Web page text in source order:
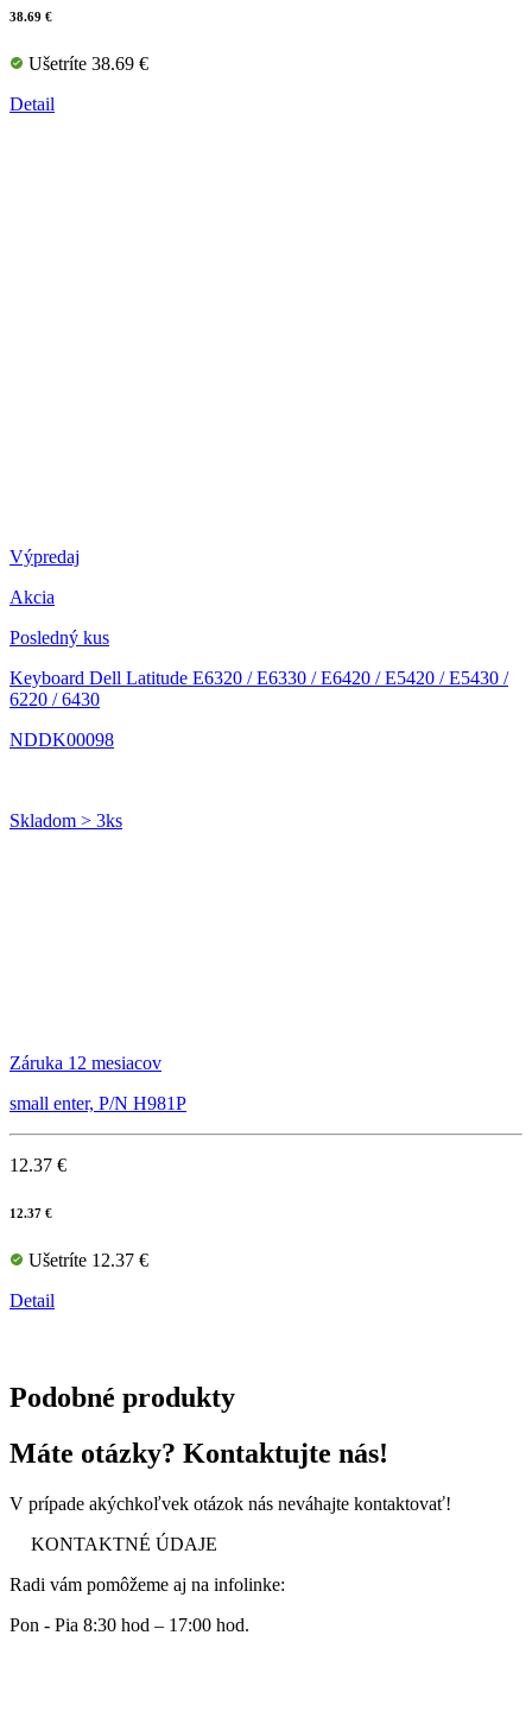
38.69 €
Ušetríte 38.69 €
Detail
Výpredaj
Akcia
Posledný kus
Keyboard Dell Latitude E6320 / E6330 / E6420 / E5420 / E5430 /
6220 / 6430
NDDK00098
Skladom > 3ks
Záruka 12 mesiacov
small enter, P/N H981P
12.37 €
12.37 €
Ušetríte 12.37 €
Detail
Podobné produkty
Máte otázky? Kontaktujte nás!
V prípade akýchkoľvek otázok nás neváhajte kontaktovať!
KONTAKTNÉ ÚDAJE
Radi vám pomôžeme aj na infolinke:
Pon - Pia 8:30 hod – 17:00 hod.